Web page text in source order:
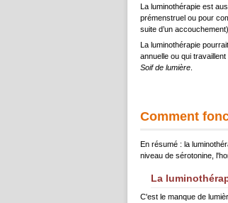
La luminothérapie est
prémenstruel ou pour
suite d’un
La luminothérapie
annuelle ou qui
Soif de lumière.
Comment
En résumé : la
niveau de sérotonine,
La
C'est le manque de